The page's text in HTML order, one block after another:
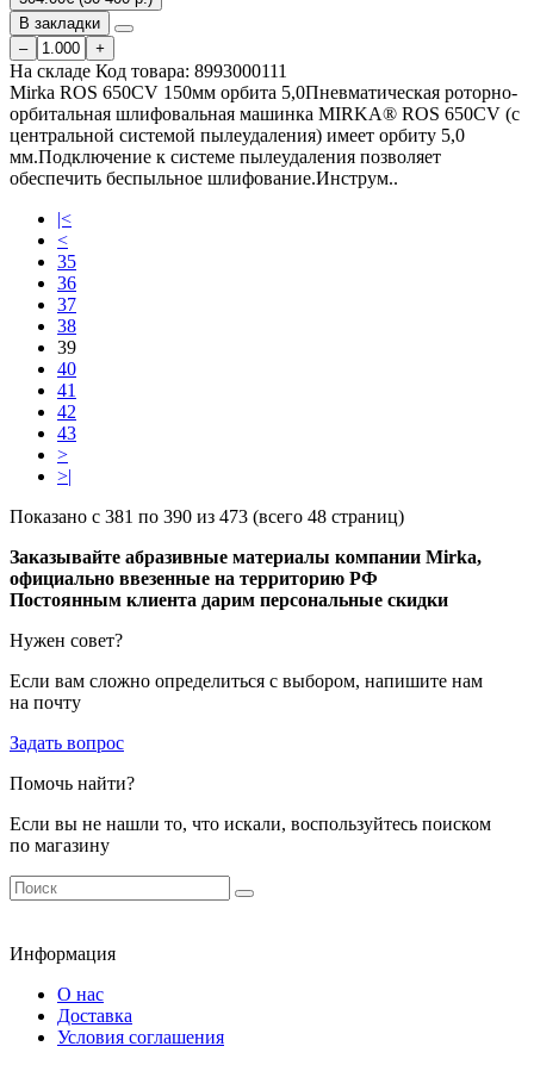
В закладки
–
+
На складе Код товара: 8993000111
Mirka ROS 650CV 150мм орбита 5,0Пневматическая роторно-
орбитальная шлифовальная машинка MIRKA® ROS 650CV (с
центральной системой пылеудаления) имеет орбиту 5,0
мм.Подключение к системе пылеудаления позволяет
обеспечить беспыльное шлифование.Инструм..
|<
<
35
36
37
38
39
40
41
42
43
>
>|
Показано с 381 по 390 из 473 (всего 48 страниц)
Заказывайте абразивные материалы компании Mirka,
официально ввезенные на территорию РФ
Постоянным клиента дарим персональные скидки
Нужен совет?
Если вам сложно определиться с выбором, напишите нам
на почту
Задать вопрос
Помочь найти?
Если вы не нашли то, что искали, воспользуйтесь поиском
по магазину
Информация
О нас
Доставка
Условия соглашения